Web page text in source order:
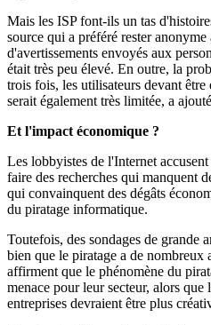
Mais les ISP font-ils un tas
source qui a préféré rester
d'avertissements envoyés aux
était très peu élevé. En outre, la
trois fois, les utilisateurs devant
serait également très limitée, a
Et l'impact économique ?
Les lobbyistes de l'Internet
faire des recherches qui manquent
qui convainquent des dégâts
du piratage informatique.
Toutefois, des sondages de grande
bien que le piratage a de nombreux
affirment que le phénomène du
menace pour leur secteur, alors que
entreprises devraient être plus